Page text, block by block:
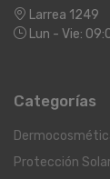
Larrea 1249
Lun - Vie:
Categorías
Protección